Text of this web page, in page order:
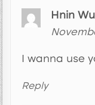
Hnin
I wanna use
Reply